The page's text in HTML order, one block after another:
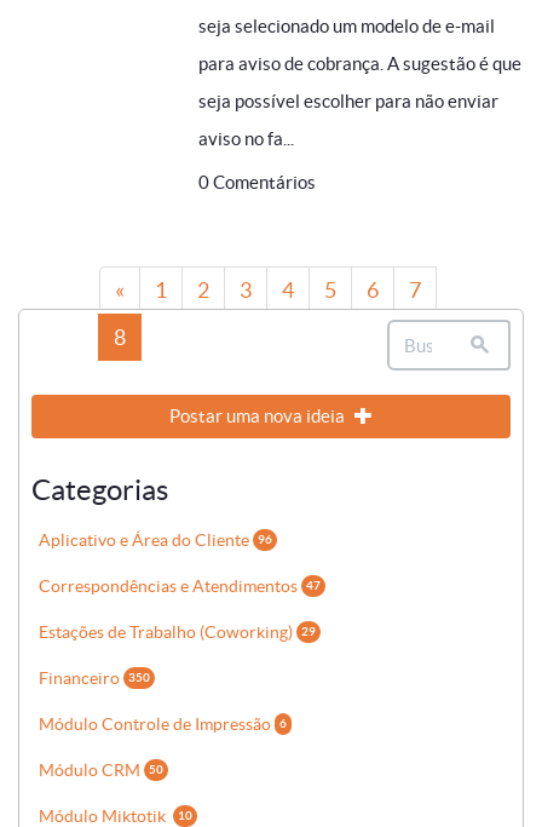
seja selecionado um modelo de e-mail
para aviso de cobrança. A sugestão é que
seja possível escolher para não enviar
aviso no fa...
0 Comentários
« 1 2 3 4 5 6
7
8
Postar uma nova ideia
Categorias
Aplicativo e Área do Cliente 96
Correspondências e Atendimentos 47
Estações de Trabalho (Coworking) 29
Financeiro 350
Módulo Controle de Impressão 6
Módulo CRM 50
Módulo Miktotik 10